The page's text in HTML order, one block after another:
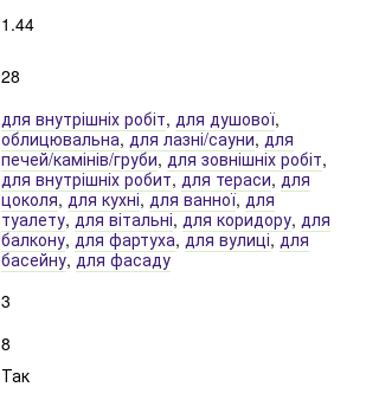
1.44
28
для внутрішніх робіт, для душової,
облицювальна,для лазні/сауни,для
печей/камінів/груби,для зовнішніх робіт,
для внутрішніх робит,для тераси,для
цоколя,для кухні,для ванної,для
туалету,для вітальні,для коридору, для
балкону, для фартуха,для вулиці,для
басейну,для фасаду
3
8
Так